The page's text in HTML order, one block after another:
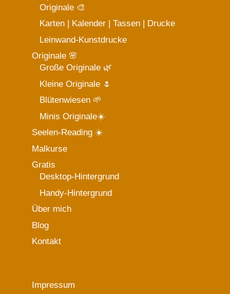
Originale 🎨
Karten | Kalender | Tassen | Drucke
Leinwand-Kunstdrucke
Originale 🌸
Große Originale 🌿
Kleine Originale 🌷
Blütenwiesen 🌱
Minis Originale☀️
Seelen-Reading ☀️
Malkurse
Gratis
Desktop-Hintergrund
Handy-Hintergrund
Über mich
Blog
Kontakt
Impressum